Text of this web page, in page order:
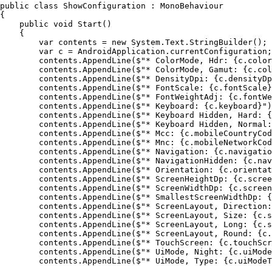
public class ShowConfiguration :
MonoBehaviour
{
    public
void Start ()
    {
        var
contents = new System . Text . StringBuilder();
        var
c = AndroidApplication . currentConfiguration ;
        contents
. AppendLine ( $" * ColorMode, Hdr: {c .
        contents
. AppendLine ( $" * ColorMode, Gamut: {c .
        contents
. AppendLine ( $" * DensityDpi: {c .
        contents
. AppendLine ( $" * FontScale: {c . fontScale}
        contents
. AppendLine ( $" * FontWeightAdj: {c .
        contents
. AppendLine ( $" * Keyboard: {c . keyboard } "
        contents
. AppendLine ( $" * Keyboard Hidden, Hard: {
        contents
. AppendLine ( $" * Keyboard Hidden,
        contents
. AppendLine ( $" * Mcc: {c .
        contents
. AppendLine ( $" * Mnc: {c .
        contents
. AppendLine ( $" * Navigation: {c .
        contents
. AppendLine ( $" * NavigationHidden: {c .
        contents
. AppendLine ( $" * Orientation: {c .
        contents
. AppendLine ( $" * ScreenHeightDp: {c .
        contents
. AppendLine ( $" * ScreenWidthDp: {c .
        contents
. AppendLine ( $" * SmallestScreenWidthDp: {
        contents
. AppendLine ( $" * ScreenLayout,
        contents
. AppendLine ( $" * ScreenLayout, Size: {c .
        contents
. AppendLine ( $" * ScreenLayout, Long: {c .
        contents
. AppendLine ( $" * ScreenLayout, Round: {c .
        contents
. AppendLine ( $" * TouchScreen: {c .
        contents
. AppendLine ( $" * UiMode, Night: {c .
        contents
. AppendLine ( $" * UiMode, Type: {c .